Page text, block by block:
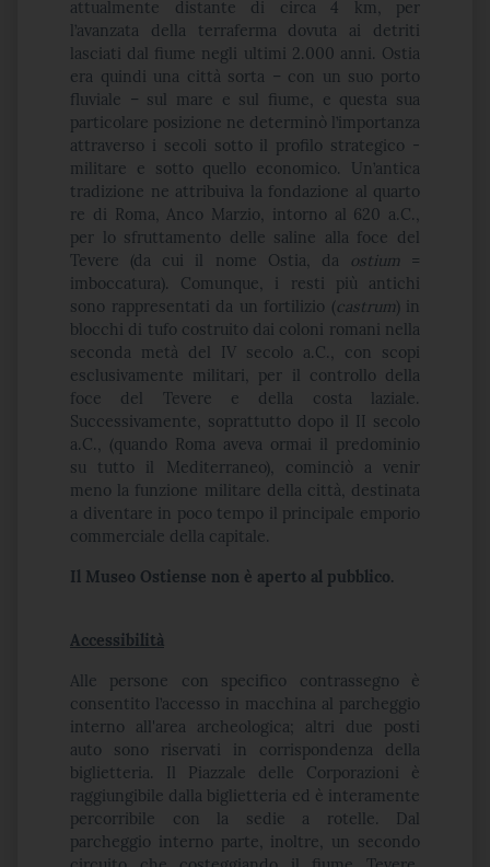
attualmente distante di circa 4 km, per
l’avanzata della terraferma dovuta ai detriti
lasciati dal fiume negli ultimi 2.000 anni. Ostia
era quindi una città sorta – con un suo porto
fluviale – sul mare e sul fiume, e questa sua
particolare posizione ne determinò l’importanza
attraverso i secoli sotto il profilo strategico -
militare e sotto quello economico. Un’antica
tradizione ne attribuiva la fondazione al quarto
re di Roma, Anco Marzio, intorno al 620 a.C.,
per lo sfruttamento delle saline alla foce del
Tevere (da cui il nome Ostia, da
ostium =
imboccatura). Comunque, i resti più antichi
sono rappresentati da un fortilizio (castrum) in
blocchi di tufo costruito dai coloni romani nella
seconda metà del IV secolo a.C., con scopi
esclusivamente militari, per il controllo della
foce del Tevere e della costa laziale.
Successivamente, soprattutto dopo il II secolo
a.C., (quando Roma aveva ormai il predominio
su tutto il Mediterraneo), cominciò a venir
meno la funzione militare della città, destinata
a diventare in poco tempo il principale emporio
commerciale della capitale.
Il Museo Ostiense non è aperto al pubblico.
Accessibilità
Alle persone con specifico contrassegno è
consentito l’accesso in macchina al parcheggio
interno all'area archeologica; altri due posti
auto sono riservati in corrispondenza della
biglietteria. Il Piazzale delle Corporazioni è
raggiungibile dalla biglietteria ed è interamente
percorribile con la sedie a rotelle. Dal
parcheggio interno parte, inoltre, un secondo